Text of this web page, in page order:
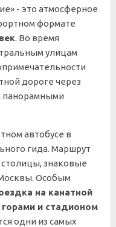
- это атмосферное
формате
. Во время
улицам
дороге через
панорамными
автобусе в
гида. Маршрут
знаковые
Особым
на канатной
и стадионом
одни из самых